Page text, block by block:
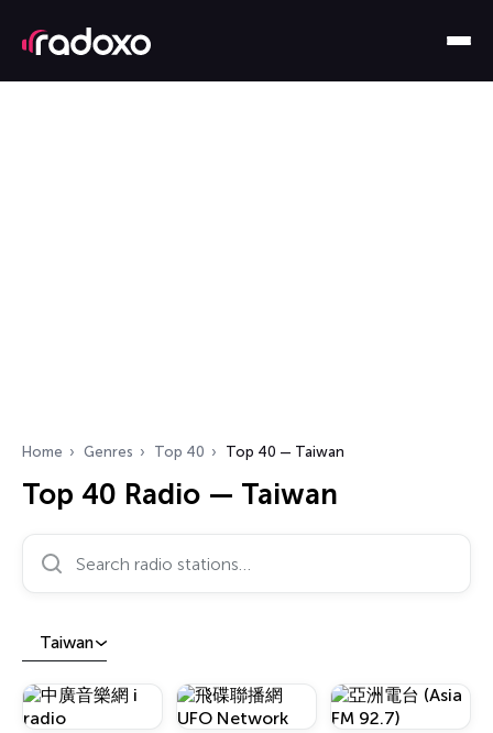
Home Genres Top 40 Top 40 — Taiwan
Top 40 Radio — Taiwan
Search radio stations…
Taiwan